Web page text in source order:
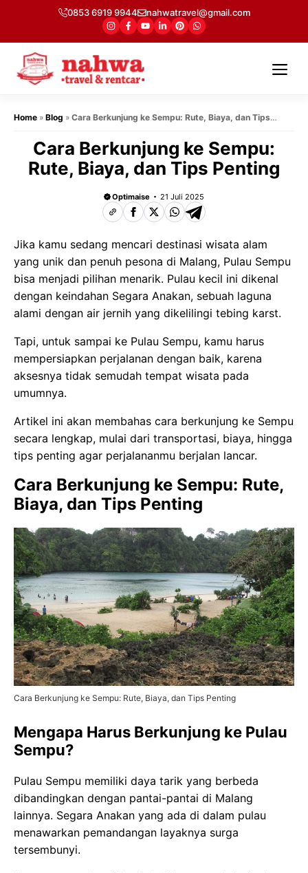
isi
0853 6919 9944 nahwatravel@gmail.com
Home » Blog » Cara Berkunjung ke Sempu: Rute, Biaya, dan Tips
Cara Berkunjung ke Sempu:
Rute, Biaya, dan Tips Penting
Optimaise 21 Juli 2025
Jika kamu sedang mencari destinasi wisata alam
yang unik dan penuh pesona di Malang, Pulau Sempu
bisa menjadi pilihan menarik. Pulau kecil ini dikenal
dengan keindahan Segara Anakan, sebuah laguna
alami dengan air jernih yang dikelilingi tebing karst.
Tapi, untuk sampai ke Pulau Sempu, kamu harus
mempersiapkan perjalanan dengan baik, karena
aksesnya tidak semudah tempat wisata pada
umumnya.
Artikel ini akan membahas cara berkunjung ke Sempu
secara lengkap, mulai dari transportasi, biaya, hingga
tips penting agar perjalananmu berjalan lancar.
Cara Berkunjung ke Sempu: Rute,
Biaya, dan Tips Penting
Cara Berkunjung ke Sempu: Rute, Biaya, dan Tips Penting
Mengapa Harus Berkunjung ke Pulau
Sempu?
Pulau Sempu memiliki daya tarik yang berbeda
dibandingkan dengan pantai-pantai di Malang
lainnya. Segara Anakan yang ada di dalam pulau
menawarkan pemandangan layaknya surga
tersembunyi.